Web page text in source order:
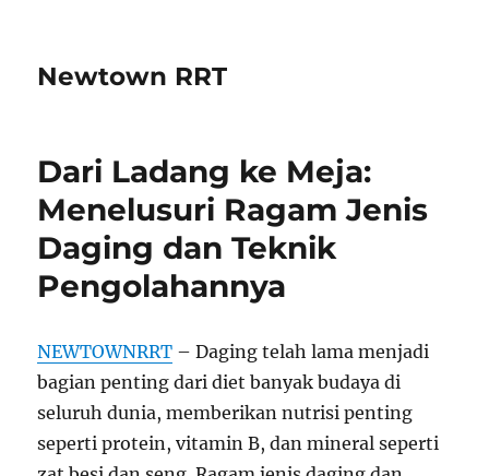
Newtown RRT
Dari Ladang ke Meja:
Menelusuri Ragam Jenis
Daging dan Teknik
Pengolahannya
NEWTOWNRRT – Daging telah lama menjadi
bagian penting dari diet banyak budaya di
seluruh dunia, memberikan nutrisi penting
seperti protein, vitamin B, dan mineral seperti